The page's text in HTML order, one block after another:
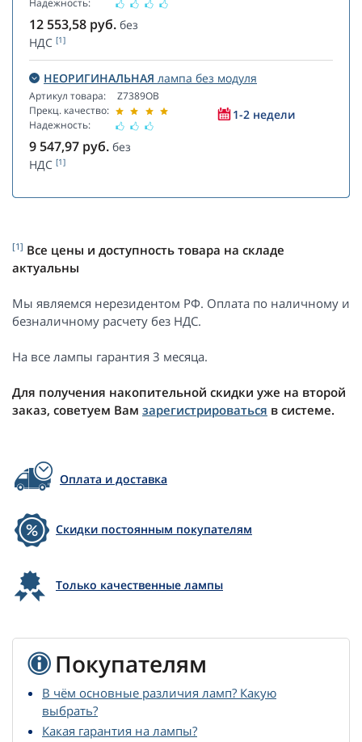
Надежность:
12 553,58 руб. без
НДС [1]
НЕОРИГИНАЛЬНАЯ лампа без модуля
Артикул товара:
Прекц. качество:
Надежность:
Z7389OB
1-2 недели
9 547,97 руб. без
НДС [1]
[1] Все цены и доступность товара на складе
актуальны
Мы являемся нерезидентом РФ. Оплата по наличному и
безналичному расчету без НДС.
На все лампы гарантия 3 месяца.
Для получения накопительной скидки уже на второй
заказ, советуем Вам зарегистрироваться в системе.
Оплата и доставка
Скидки постоянным покупателям
Только качественные лампы
Покупателям
В чём основные различия ламп? Какую
выбрать?
Какая гарантия на лампы?